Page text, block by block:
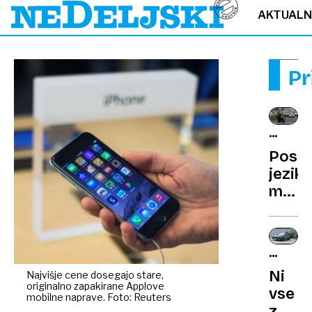
Najvišje cene dosegajo stare,
originalno zapakirane Applove
mobilne naprave. Foto: Reuters
NA
CESTI
jezik
in
pest,
Ni
vse